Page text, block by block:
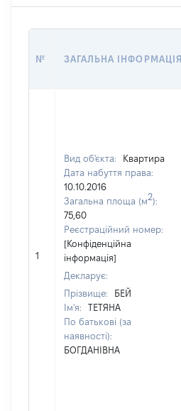
№ ЗАГАЛЬНА ІНФОРМАЦІЯ
1
Вид об'єкта:
Квартира
Дата набуття права:
10.10.2016
Загальна площа (м2):
75,60
Реєстраційний номер:
[Конфіденційна
інформація]
Декларує:
Прізвище:
БЕЙ
Ім'я:
ТЕТЯНА
По батькові (за
наявності):
БОГДАНІВНА